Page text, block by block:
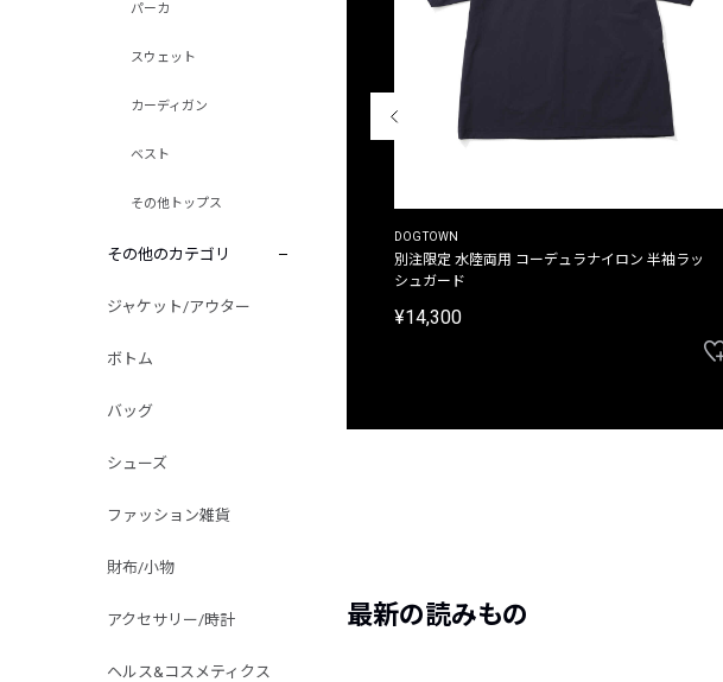
パーカ
スウェット
カーディガン
ベスト
その他トップス
その他のカテゴリ
ジャケット/アウター
ボトム
バッグ
シューズ
ファッション雑貨
財布/小物
アクセサリー/時計
ヘルス&コスメティクス
別注限定 ピグメントダイ バックプリント サーフ
DOGTOWN
別注限定 水陸両用 コーデュラナイロン 半袖ラッ
シュガード
¥14,300
最新の読みもの